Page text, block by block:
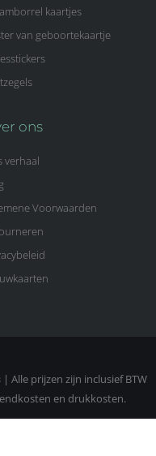
kaartjes
van geboortekaartje
ons
verhaal
Voorwaarden
| Alle prijzen zijn inclusief BTW
en drukkosten.